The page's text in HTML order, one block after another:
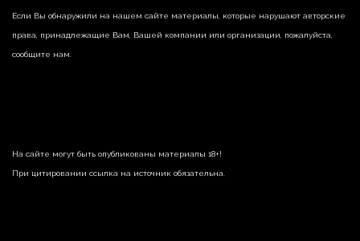
Если Вы обнаружили на нашем сайте материалы, которые нарушают авторские
права, принадлежащие Вам, Вашей компании или организации, пожалуйста,
сообщите нам.
На сайте могут быть опубликованы материалы 18+!
При цитировании ссылка на источник обязательна.